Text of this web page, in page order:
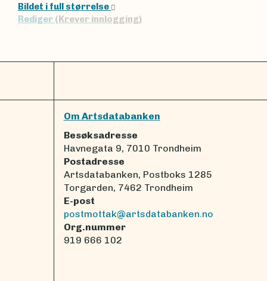
Bildet i full størrelse
Rediger (Krever innlogging)
Om Artsdatabanken
Besøksadresse
Havnegata 9, 7010 Trondheim
Postadresse
Artsdatabanken, Postboks 1285
Torgarden, 7462 Trondheim
E-post
postmottak@artsdatabanken.no
Org.nummer
919 666 102